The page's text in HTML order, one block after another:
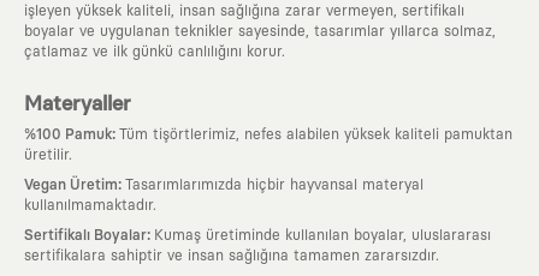
işleyen yüksek kaliteli, insan sağlığına zarar vermeyen, sertifikalı
boyalar ve uygulanan teknikler sayesinde, tasarımlar yıllarca solmaz,
çatlamaz ve ilk günkü canlılığını korur.
Materyaller
%100 Pamuk: Tüm tişörtlerimiz, nefes alabilen yüksek kaliteli pamuktan
üretilir.
Vegan Üretim: Tasarımlarımızda hiçbir hayvansal materyal
kullanılmamaktadır.
Sertifikalı Boyalar: Kumaş üretiminde kullanılan boyalar, uluslararası
sertifikalara sahiptir ve insan sağlığına tamamen zararsızdır.